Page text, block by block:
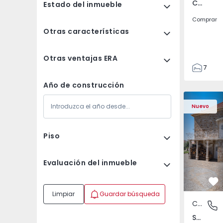
Estado del inmueble
Otras características
Otras ventajas ERA
Año de construcción
Piso
Evaluación del inmueble
Limpiar Guardar búsqueda
Currelos, Papízios e Sobral, Viseu
Comprar
7
122
186
2673
1
Nuevo
Casa T4 Sabugal,
Casa T4
Souto,
Casa
Souto, Guarda